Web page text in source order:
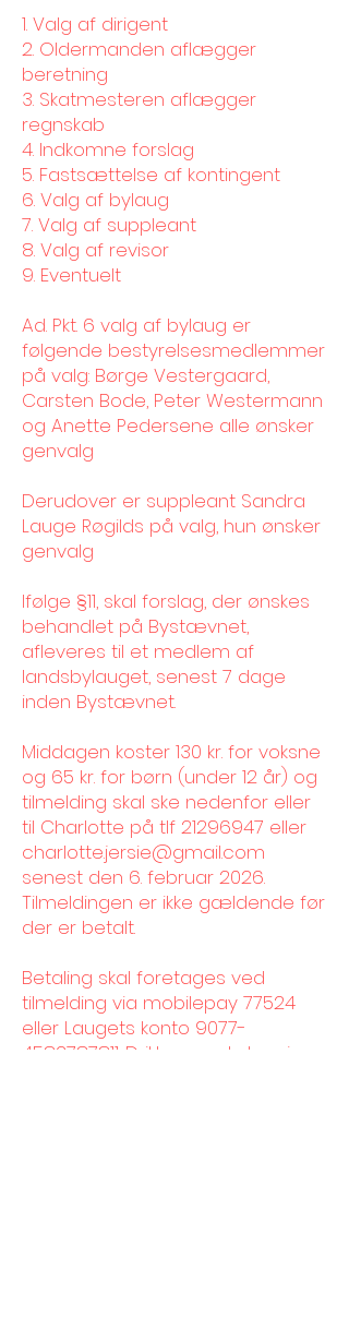
1. Valg af dirigent
2. Oldermanden aflægger
beretning
3. Skatmesteren aflægger
regnskab
4. Indkomne forslag
5. Fastsættelse af kontingent
6. Valg af bylaug
7. Valg af suppleant
8. Valg af revisor
9. Eventuelt
Ad. Pkt. 6 valg af bylaug er
følgende bestyrelsesmedlemmer
på valg: Børge Vestergaard,
Carsten Bode, Peter Westermann
og Anette Pedersene alle ønsker
genvalg
Derudover er suppleant Sandra
Lauge Røgilds på valg, hun ønsker
genvalg
Ifølge §11, skal forslag, der ønskes
behandlet på Bystævnet,
afleveres til et medlem af
landsbylauget, senest 7 dage
inden Bystævnet.
Middagen koster 130 kr. for voksne
og 65 kr. for børn (under 12 år) og
tilmelding skal ske nedenfor eller
til Charlotte på tlf 21296947 eller
charlotte.jersie@gmail.com
senest den 6. februar 2026.
Tilmeldingen er ikke gældende før
der er betalt.
Betaling skal foretages ved
tilmelding via mobilepay 77524
eller Laugets konto 9077-
4582787811 . Drikkevarer købes i